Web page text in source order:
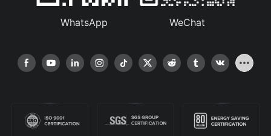
WhatsApp WeChat